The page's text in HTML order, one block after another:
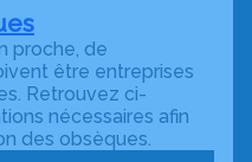
proche, de
être entreprises
Retrouvez ci-
nécessaires afin
des obsèques.